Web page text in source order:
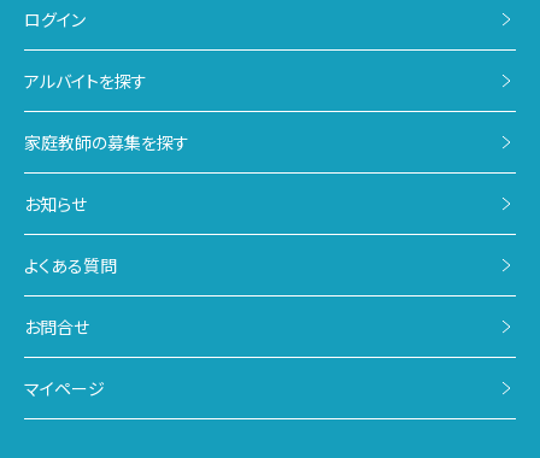
ログイン
アルバイトを探す
家庭教師の募集を探す
お知らせ
よくある質問
お問合せ
マイページ